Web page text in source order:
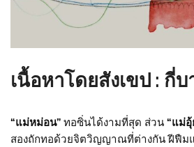
เนื้อหาโดยสังเขป : กี่บ
“แม่หม่อน” ทอซิ่นได้งามที่สุด ส่วน“แม่อุ้
สองถักทอด้วยจิตวิญญาณที่ต่างกัน ฝีฟืม